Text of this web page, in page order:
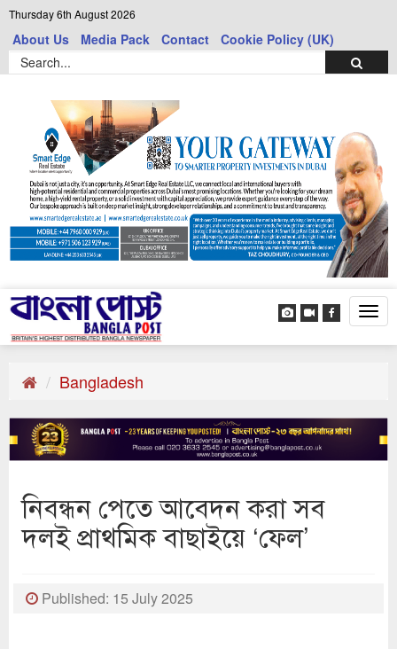
Thursday 6th August 2026
About Us Media Pack Contact Cookie Policy (UK)
Bangladesh
নিবন্ধন পেতে আবেদন করা সব
দলই প্রাথমিক বাছাইয়ে ‘ফেল’
Published: 15 July 2025